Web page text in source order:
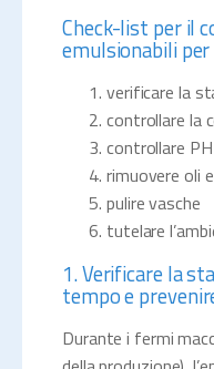
Check-list per il
emulsionabili
verificare la
controllare la
controllare
rimuovere oli
pulire vasche
tutelare
1. Verificare la
tempo e
Durante i fermi